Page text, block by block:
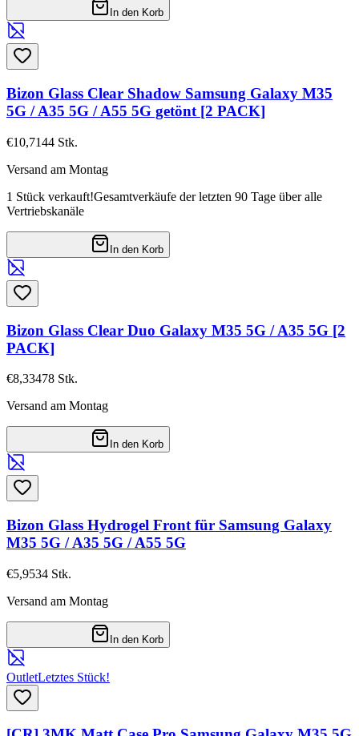
In den Korb
Bizon Glass Clear Shadow Samsung Galaxy M35
5G / A35 5G / A55 5G getönt [2 PACK]
€10,7144 Stk.
Versand am Montag
1 Stück verkauft!Gesamtverkäufe der letzten 90 Tage über alle
Vertriebskanäle
In den Korb
Bizon Glass Clear Duo Galaxy M35 5G / A35 5G [2
PACK]
€8,33478 Stk.
Versand am Montag
In den Korb
Bizon Glass Hydrogel Front für Samsung Galaxy
M35 5G / A35 5G / A55 5G
€5,9534 Stk.
Versand am Montag
In den Korb
OutletLetztes Stück!